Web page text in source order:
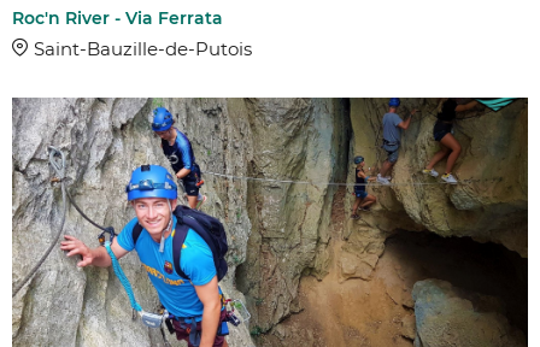
Roc'n River - Via Ferrata
Saint-Bauzille-de-Putois